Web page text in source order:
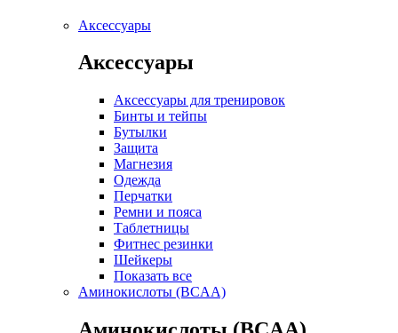
Аксессуары
Аксессуары
Аксессуары для тренировок
Бинты и тейпы
Бутылки
Защита
Магнезия
Одежда
Перчатки
Ремни и пояса
Таблетницы
Фитнес резинки
Шейкеры
Показать все
Аминокислоты (BCAA)